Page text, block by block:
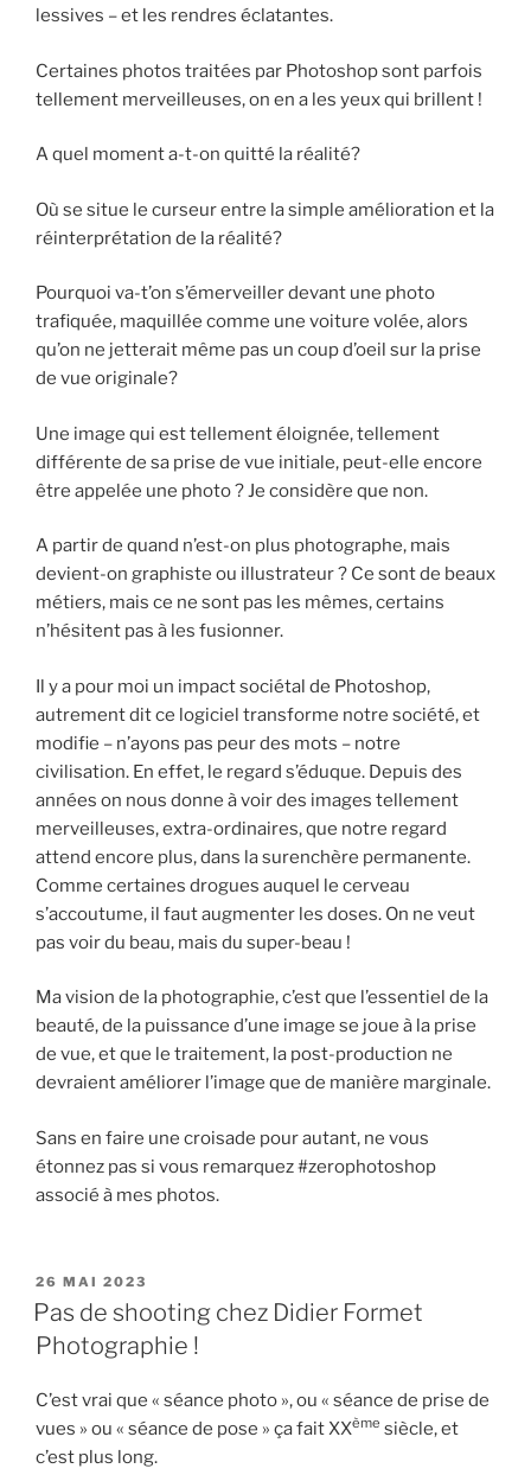
lessives – et les rendres éclatantes.
Certaines photos traitées par Photoshop sont parfois
tellement merveilleuses, on en a les yeux qui brillent !
A quel moment a-t-on quitté la réalité?
Où se situe le curseur entre la simple amélioration et la
réinterprétation de la réalité?
Pourquoi va-t’on s’émerveiller devant une photo
trafiquée, maquillée comme une voiture volée, alors
qu’on ne jetterait même pas un coup d’oeil sur la prise
de vue originale?
Une image qui est tellement éloignée, tellement
différente de sa prise de vue initiale, peut-elle encore
être appelée une photo ? Je considère que non.
A partir de quand n’est-on plus photographe, mais
devient-on graphiste ou illustrateur ? Ce sont de beaux
métiers, mais ce ne sont pas les mêmes, certains
n’hésitent pas à les fusionner.
Il y a pour moi un impact sociétal de Photoshop,
autrement dit ce logiciel transforme notre société, et
modifie – n’ayons pas peur des mots – notre
civilisation. En effet, le regard s’éduque. Depuis des
années on nous donne à voir des images tellement
merveilleuses, extra-ordinaires, que notre regard
attend encore plus, dans la surenchère permanente.
Comme certaines drogues auquel le cerveau
s’accoutume, il faut augmenter les doses. On ne veut
pas voir du beau, mais du super-beau !
Ma vision de la photographie, c’est que l’essentiel de la
beauté, de la puissance d’une image se joue à la prise
de vue, et que le traitement, la post-production ne
devraient améliorer l’image que de manière marginale.
Sans en faire une croisade pour autant, ne vous
étonnez pas si vous remarquez #zerophotoshop
associé à mes photos.
PUBLIÉ
LE
26 MAI 2023
Pas de shooting chez Didier Formet
Photographie !
C’est vrai que « séance photo », ou « séance de prise de
vues » ou « séance de pose » ça fait XXème siècle, et
c’est plus long.